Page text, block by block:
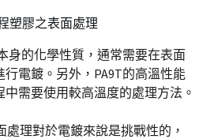
程塑膠之表面處理
身的化學性質，通常需要在表面
電鍍。另外，PA9T的高溫性能
需要使用較高溫度的處理方法。
處理對於電鍍來說是挑戰性的，